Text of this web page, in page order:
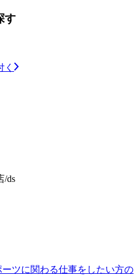
す
/ds
ツに関わる仕事をしたい方の